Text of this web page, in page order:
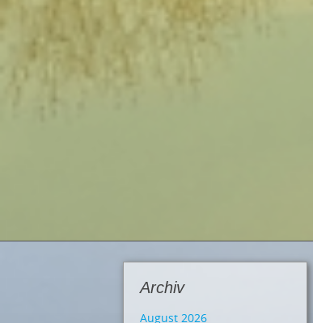
Archiv
August 2026